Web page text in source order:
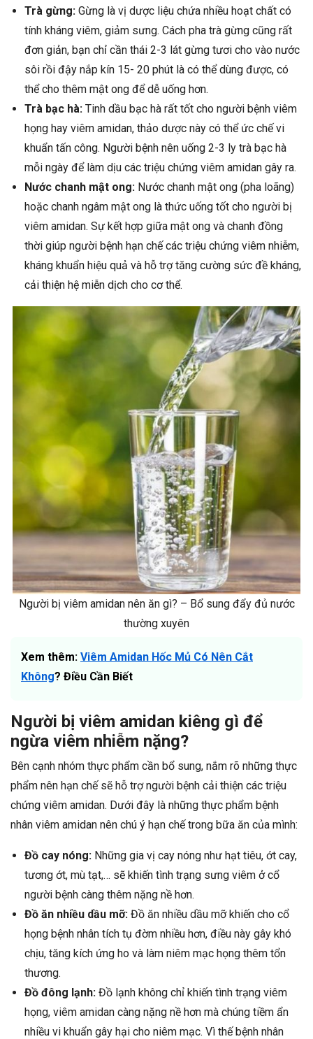
Trà gừng: Gừng là vị dược liệu chứa nhiều hoạt chất có
tính kháng viêm, giảm sưng. Cách pha trà gừng cũng rất
đơn giản, bạn chỉ cần thái 2-3 lát gừng tươi cho vào nước
sôi rồi đậy nắp kín 15- 20 phút là có thể dùng được, có
thể cho thêm mật ong để dễ uống hơn.
Trà bạc hà: Tinh dầu bạc hà rất tốt cho người bệnh viêm
họng hay viêm amidan, thảo dược này có thể ức chế vi
khuẩn tấn công. Người bệnh nên uống 2-3 ly trà bạc hà
mỗi ngày để làm dịu các triệu chứng viêm amidan gây ra.
Nước chanh mật ong: Nước chanh mật ong (pha loãng)
hoặc chanh ngâm mật ong là thức uống tốt cho người bị
viêm amidan. Sự kết hợp giữa mật ong và chanh đồng
thời giúp người bệnh hạn chế các triệu chứng viêm nhiễm,
kháng khuẩn hiệu quả và hỗ trợ tăng cường sức đề kháng,
cải thiện hệ miễn dịch cho cơ thể.
Người bị viêm amidan nên ăn gì? – Bổ sung đẩy đủ nước
thường xuyên
Xem thêm: Viêm Amidan Hốc Mủ Có Nên Cắt
Không? Điều Cần Biết
Người bị viêm amidan kiêng gì để
ngừa viêm nhiễm nặng?
Bên cạnh nhóm thực phẩm cần bổ sung, nắm rõ những thực
phẩm nên hạn chế sẽ hỗ trợ người bệnh cải thiện các triệu
chứng viêm amidan. Dưới đây là những thực phẩm bệnh
nhân viêm amidan nên chú ý hạn chế trong bữa ăn của mình:
Đồ cay nóng: Những gia vị cay nóng như hạt tiêu, ớt cay,
tương ớt, mù tạt,… sẽ khiến tình trạng sưng viêm ở cổ
người bệnh càng thêm nặng nề hơn.
Đồ ăn nhiều dầu mỡ: Đồ ăn nhiều dầu mỡ khiến cho cổ
họng bệnh nhân tích tụ đờm nhiều hơn, điều này gây khó
chịu, tăng kích ứng ho và làm niêm mạc họng thêm tổn
thương.
Đồ đông lạnh: Đồ lạnh không chỉ khiến tình trạng viêm
họng, viêm amidan càng nặng nề hơn mà chúng tiềm ẩn
nhiều vi khuẩn gây hại cho niêm mạc. Vì thế bệnh nhân